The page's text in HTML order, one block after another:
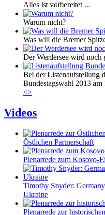
Alles ist vorbereitet ...
Warum nicht?
Was will die Bremer
Der Werdersee wird noch
Bei der Listenaufstellung
Bundestagswahl 2013
<>
Videos
Östlichen Partnerschaft
Plenarrede zum Kosovo-
Timothy Snyder:
Ukraine
Plenarrede zur